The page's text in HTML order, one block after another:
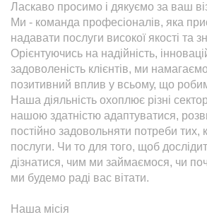
Ласкаво просимо і дякуємо за ваш
Ми - команда професіоналів, яка
надавати послуги високої якості та
Орієнтуючись на надійність,
задоволеність клієнтів, ми
позитивний вплив у всьому, що
Наша діяльність охоплює різні
нашою здатністю адаптуватися,
постійно задовольняти потреби
послуги. Чи то для того, щоб
дізнатися, чим ми займаємося, чи
ми будемо раді вас вітати.
Наша місія